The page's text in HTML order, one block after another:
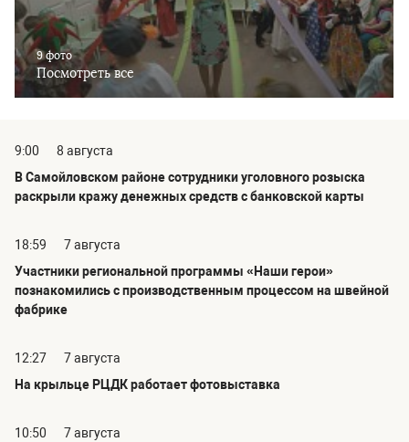
9 фото
Посмотреть все
9:00
8 августа
В Самойловском районе сотрудники уголовного розыска
раскрыли кражу денежных средств с банковской карты
18:59
7 августа
Участники региональной программы «Наши герои»
познакомились с производственным процессом на швейной
фабрике
12:27
7 августа
На крыльце РЦДК работает фотовыставка
10:50
7 августа